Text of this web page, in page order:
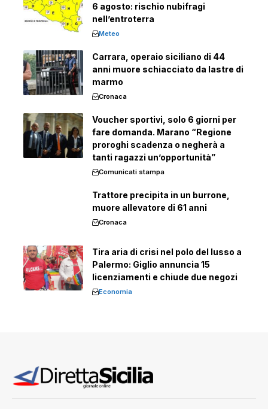
6 agosto: rischio nubifragi
nell’entroterra
Meteo
Carrara, operaio siciliano di 44
anni muore schiacciato da lastre di
marmo
Cronaca
Voucher sportivi, solo 6 giorni per
fare domanda. Marano “Regione
proroghi scadenza o negherà a
tanti ragazzi un’opportunità”
Comunicati stampa
Trattore precipita in un burrone,
muore allevatore di 61 anni
Cronaca
Tira aria di crisi nel polo del lusso a
Palermo: Giglio annuncia 15
licenziamenti e chiude due negozi
Economia